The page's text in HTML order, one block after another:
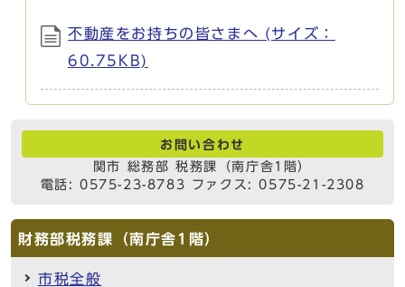
不動産をお持ちの皆さまへ (サイズ：
60.75KB)
お問い合わせ
関市 総務部 税務課（南庁舎1階）
電話: 0575-23-8783 ファクス: 0575-21-2308
財務部税務課（南庁舎1階）
市税全般